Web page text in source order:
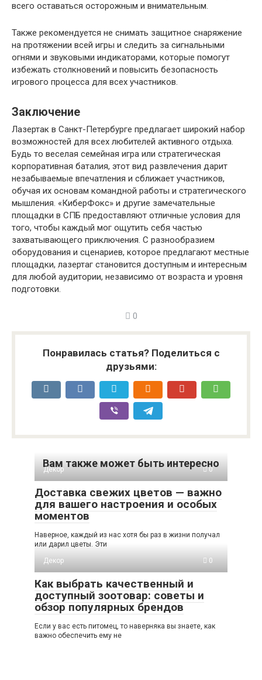
всего оставаться осторожным и внимательным.
Также рекомендуется не снимать защитное снаряжение
на протяжении всей игры и следить за сигнальными
огнями и звуковыми индикаторами, которые помогут
избежать столкновений и повысить безопасность
игрового процесса для всех участников.
Заключение
Лазертак в Санкт-Петербурге предлагает широкий набор
возможностей для всех любителей активного отдыха.
Будь то веселая семейная игра или стратегическая
корпоративная баталия, этот вид развлечения дарит
незабываемые впечатления и сближает участников,
обучая их основам командной работы и стратегического
мышления. «КиберФокс» и другие замечательные
площадки в СПБ предоставляют отличные условия для
того, чтобы каждый мог ощутить себя частью
захватывающего приключения. С разнообразием
оборудования и сценариев, которое предлагают местные
площадки, лазертаг становится доступным и интересным
для любой аудитории, независимо от возраста и уровня
подготовки.
0
Понравилась статья? Поделиться с
друзьями:
Вам также может быть интересно
Декор 0
Доставка свежих цветов — важно
для вашего настроения и особых
моментов
Наверное, каждый из нас хотя бы раз в жизни получал
или дарил цветы. Эти
Декор
0
Как выбрать качественный и
доступный зоотовар: советы и
обзор популярных брендов
Если у вас есть питомец, то наверняка вы знаете, как
важно обеспечить ему не